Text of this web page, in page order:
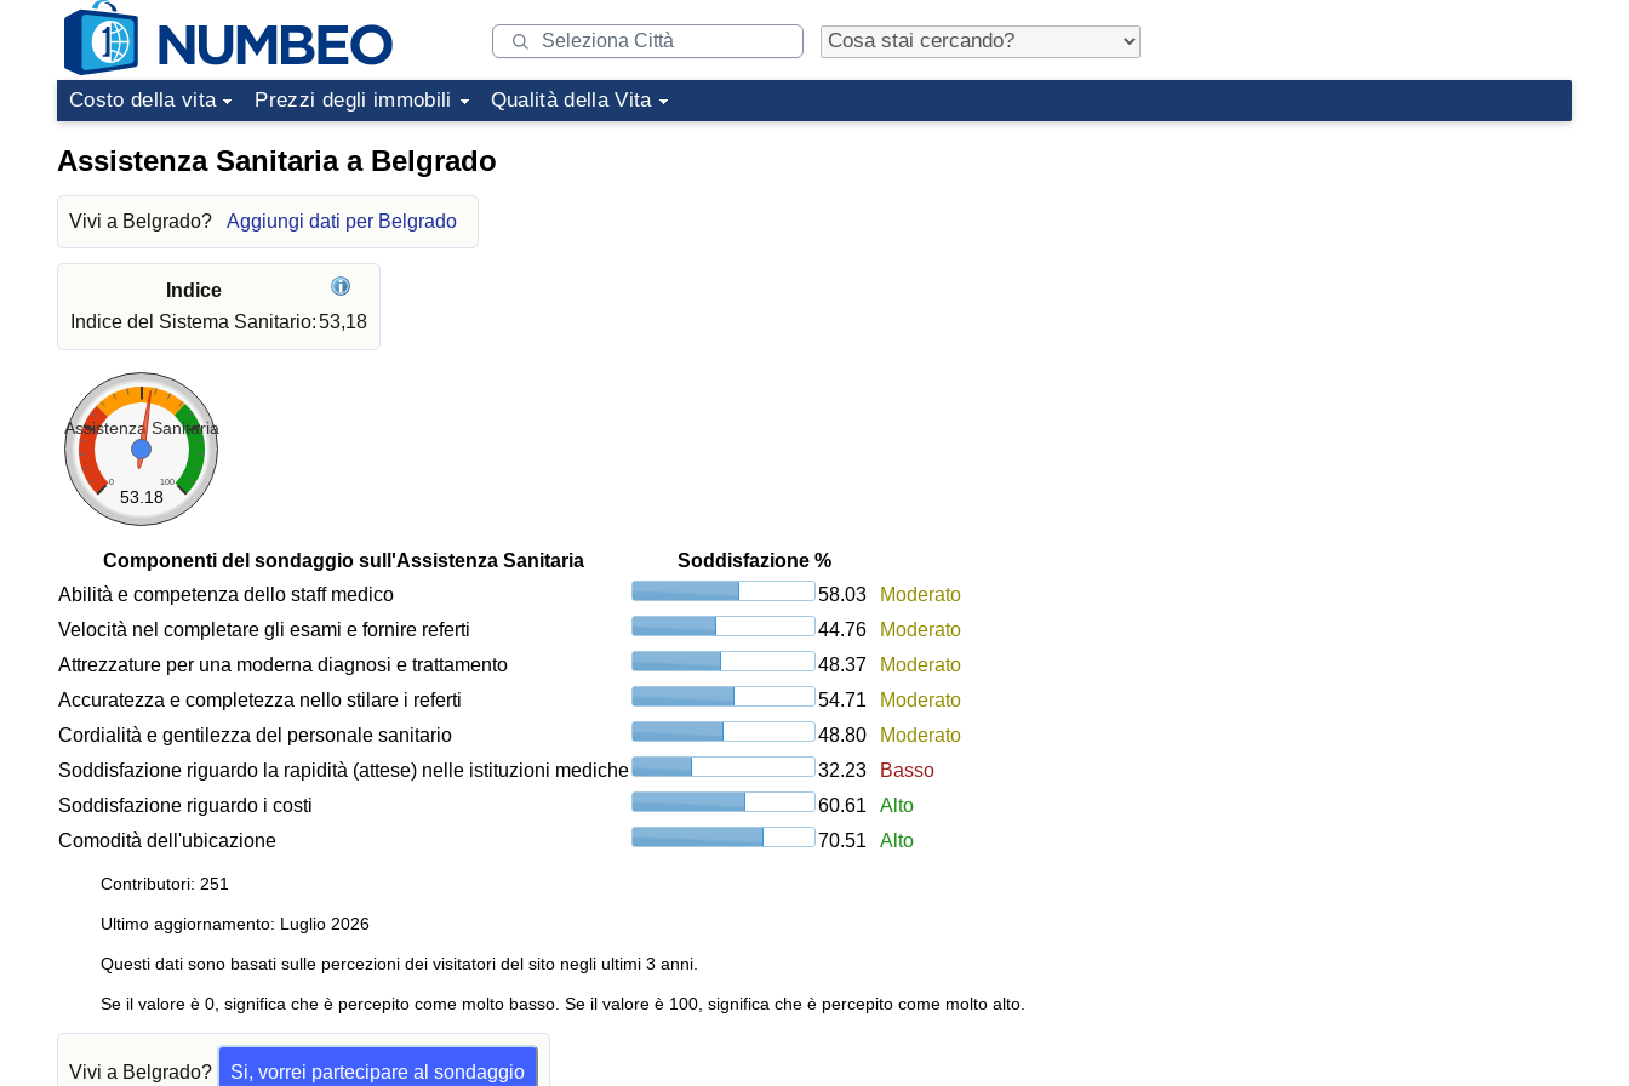
Costo della vita Prezzi degli immobili Qualità della Vita
Assistenza Sanitaria a Belgrado
Vivi a Belgrado? Aggiungi dati per Belgrado
Indice
Indice del Sistema Sanitario:53,18
Assistenza Sanitaria
0 100
53.18
Componenti del sondaggio sull'Assistenza Sanitaria
Soddisfazione %
Abilità e competenza dello staff medico
58.03
Moderato
Velocità nel completare gli esami e fornire referti
44.76
Moderato
Attrezzature per una moderna diagnosi e trattamento
48.37
Moderato
Accuratezza e completezza nello stilare i referti
54.71
Moderato
Cordialità e gentilezza del personale sanitario
48.80
Moderato
Soddisfazione riguardo la rapidità (attese) nelle istituzioni mediche
32.23
Basso
Soddisfazione riguardo i costi
60.61
Alto
Comodità dell'ubicazione
70.51 Alto
Contributori: 251
Ultimo aggiornamento: Luglio 2026
Questi dati sono basati sulle percezioni dei visitatori del sito negli ultimi 3 anni.
Se il valore è 0, significa che è percepito come molto basso. Se il valore è 100, significa che è percepito come molto alto.
Vivi a Belgrado? Si, vorrei partecipare al sondaggio